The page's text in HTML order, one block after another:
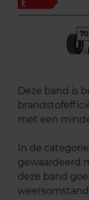
70
A
Deze band is
met een
In de
gewaardeerd
deze band